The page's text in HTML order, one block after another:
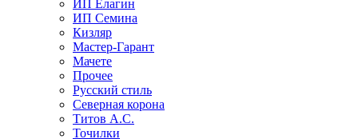
ИП Елагин
ИП Семина
Кизляр
Мастер-Гарант
Мачете
Прочее
Русский стиль
Северная корона
Титов А.С.
Точилки